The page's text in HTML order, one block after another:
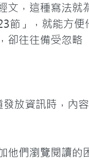
文，這種寫法就
節」，就能方
卻往往備受忽略
放資訊時，內
他們瀏覽閱讀